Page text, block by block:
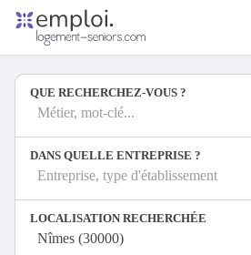
Offres d'emploi
Entreprises
Métiers
Se connecter
Espace candidat
QUE RECHERCHEZ-VOUS ?
Métier, mot-clé...
DANS QUELLE ENTREPRISE ?
Entreprise, type d'établissement
LOCALISATION RECHERCHÉE
Nîmes (30000)